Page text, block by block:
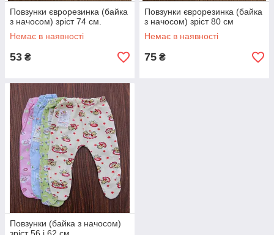
Повзунки єврорезинка (байка
з начосом) зріст 74 см.
Немає в наявності
53 ₴
Повзунки єврорезинка (байка
з начосом) зріст 80 см
Немає в наявності
75 ₴
Повзунки (байка з начосом)